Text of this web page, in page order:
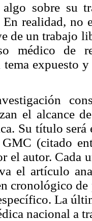
algo sobre su
En realidad,
de un trabajo
médico de
expuesto
el alcance
Su título
(citado
el autor. Cada
el artículo
cronológico
La
nacional a